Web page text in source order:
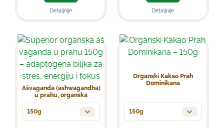
Detaljnije Detaljnije
Ašvaganda (ashwagandha)
u prahu, organska
150g
Organski Kakao Prah
Dominikana
150g